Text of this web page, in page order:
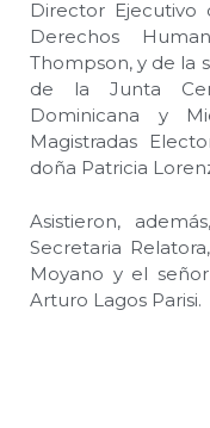
Director
Derechos
Thompson, y de la
de la Junta
Dominicana y
Magistradas
doña Patricia
Asistieron,
Secretaria
Moyano y el
Arturo Lagos Parisi.